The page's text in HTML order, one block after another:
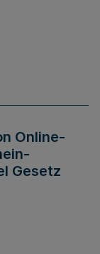
Online-
Gesetz